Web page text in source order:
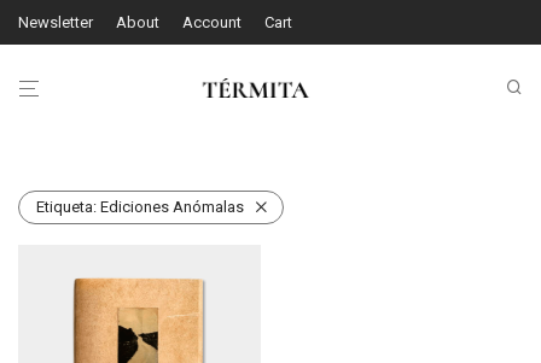
Newsletter About Account Cart
Etiqueta: Ediciones Anómalas